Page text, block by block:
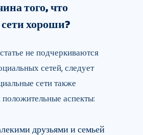
того, что
хороши?
не подчеркиваются
сетей, следует
сети также
аспекты:
друзьями и семьей